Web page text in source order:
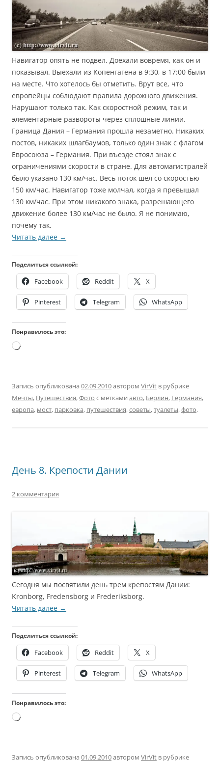
Навигатор опять не подвел. Доехали вовремя, как он и
показывал. Выехали из Копенгагена в 9:30, в 17:00 были
на месте. Что хотелось бы отметить. Врут все, что
европейцы соблюдают правила дорожного движения.
Нарушают только так. Как скоростной режим, так и
элементарные развороты через сплошные линии.
Граница Дания – Германия прошла незаметно. Никаких
постов, никаких шлагбаумов, только один знак с флагом
Евросоюза – Германия. При въезде стоял знак с
ограничениями скорости в стране. Для автомагистралей
было указано 130 км/час. Весь поток шел со скоростью
150 км/час. Навигатор тоже молчал, когда я превышал
130 км/час. При этом никакого знака, разрешающего
движение более 130 км/час не было. Я не понимаю,
почему так.
Читать далее →
Поделиться ссылкой:
Facebook Reddit X
Pinterest Telegram WhatsApp
Понравилось это:
Загрузка…
Запись опубликована 02.09.2010автором VirVit в рубрике
Мечты, Путешествия,Фото с метками авто, Берлин, Германия,
европа, мост, парковка, путешествия,советы,туалеты,фото.
День 8. Крепости Дании
2 комментария
Сегодня мы посвятили день трем крепостям Дании:
Kronborg, Fredensborg и Frederiksborg.
Читать далее →
Поделиться ссылкой:
Facebook Reddit X
Pinterest Telegram WhatsApp
Понравилось это:
Загрузка…
Запись опубликована 01.09.2010автором VirVit в рубрике